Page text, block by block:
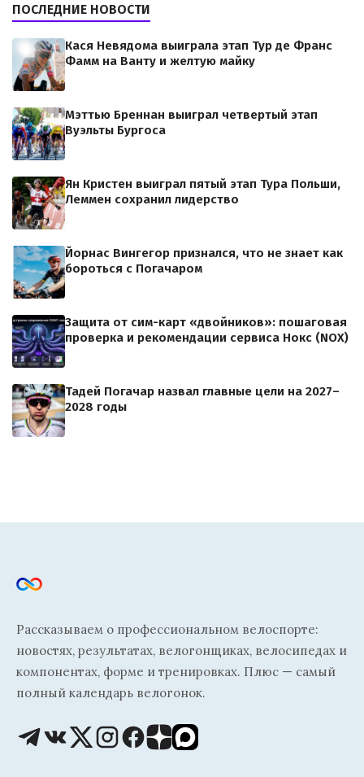
ПОСЛЕДНИЕ НОВОСТИ
Кася Невядома выиграла этап Тур де Франс
Фамм на Ванту и желтую майку
Мэттью Бреннан выиграл четвертый этап
Вуэльты Бургоса
Ян Кристен выиграл пятый этап Тура Польши,
Леммен сохранил лидерство
Йорнас Вингегор признался, что не знает как
бороться с Погачаром
Защита от сим-карт «двойников»: пошаговая
проверка и рекомендации сервиса Нокс (NOX)
Тадей Погачар назвал главные цели на 2027–
2028 годы
Рассказываем о профессиональном велоспорте:
новостях, результатах, велогонщиках, велосипедах и
компонентах, форме и тренировках. Плюс — самый
полный календарь велогонок.